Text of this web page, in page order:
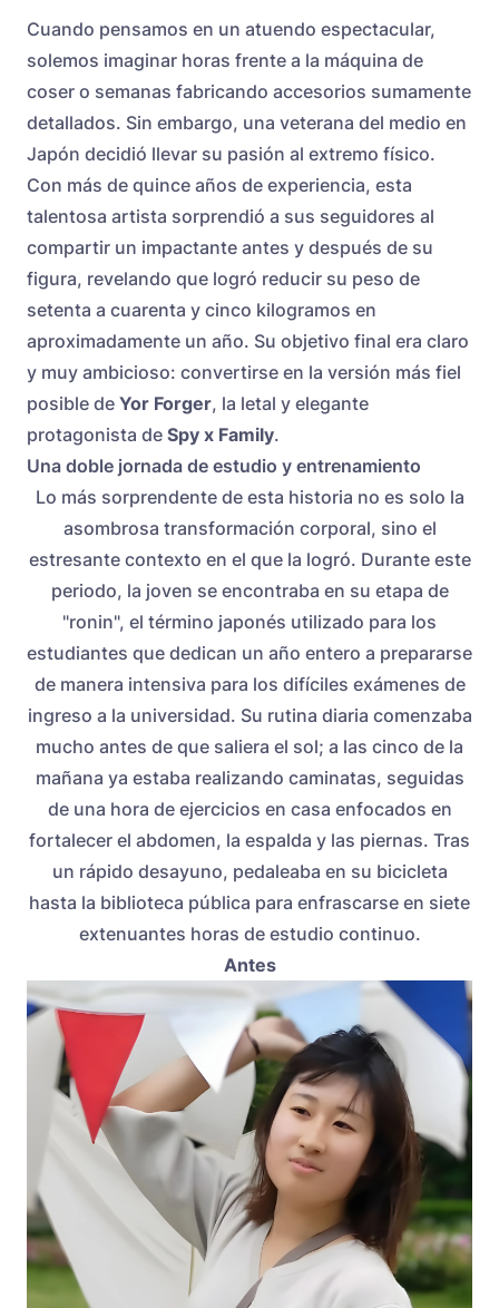
Cuando pensamos en un atuendo espectacular,
solemos imaginar horas frente a la máquina de
coser o semanas fabricando accesorios sumamente
detallados. Sin embargo, una veterana del medio en
Japón decidió llevar su pasión al extremo físico.
Con más de quince años de experiencia, esta
talentosa artista sorprendió a sus seguidores al
compartir un impactante antes y después de su
figura, revelando que logró reducir su peso de
setenta a cuarenta y cinco kilogramos en
aproximadamente un año. Su objetivo final era claro
y muy ambicioso: convertirse en la versión más fiel
posible de Yor Forger, la letal y elegante
protagonista de Spy x Family.
Una doble jornada de estudio y entrenamiento
Lo más sorprendente de esta historia no es solo la
asombrosa transformación corporal, sino el
estresante contexto en el que la logró. Durante este
periodo, la joven se encontraba en su etapa de
"ronin", el término japonés utilizado para los
estudiantes que dedican un año entero a prepararse
de manera intensiva para los difíciles exámenes de
ingreso a la universidad. Su rutina diaria comenzaba
mucho antes de que saliera el sol; a las cinco de la
mañana ya estaba realizando caminatas, seguidas
de una hora de ejercicios en casa enfocados en
fortalecer el abdomen, la espalda y las piernas. Tras
un rápido desayuno, pedaleaba en su bicicleta
hasta la biblioteca pública para enfrascarse en siete
extenuantes horas de estudio continuo.
Antes